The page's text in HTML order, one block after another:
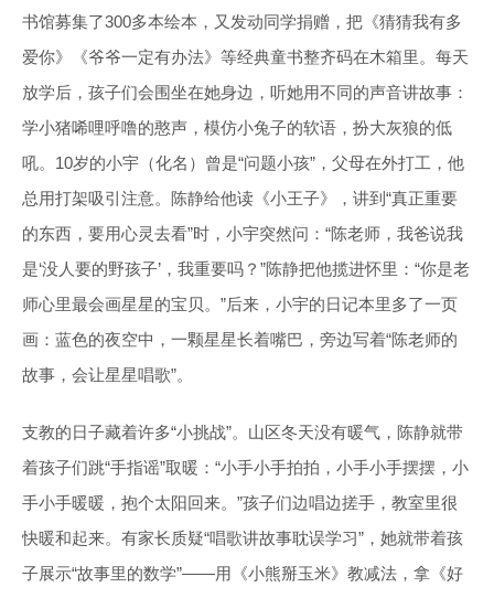
书馆募集了300多本绘本，又发动同学捐赠，把《猜猜我有多
爱你》《爷爷一定有办法》等经典童书整齐码在木箱里。每天
放学后，孩子们会围坐在她身边，听她用不同的声音讲故事：
学小猪唏哩呼噜的憨声，模仿小兔子的软语，扮大灰狼的低
吼。10岁的小宇（化名）曾是“问题小孩”，父母在外打工，他
总用打架吸引注意。陈静给他读《小王子》，讲到“真正重要
的东西，要用心灵去看”时，小宇突然问：“陈老师，我爸说我
是‘没人要的野孩子’，我重要吗？”陈静把他揽进怀里：“你是老
师心里最会画星星的宝贝。”后来，小宇的日记本里多了一页
画：蓝色的夜空中，一颗星星长着嘴巴，旁边写着“陈老师的
故事，会让星星唱歌”。
支教的日子藏着许多“小挑战”。山区冬天没有暖气，陈静就带
着孩子们跳“手指谣”取暖：“小手小手拍拍，小手小手摆摆，小
手小手暖暖，抱个太阳回来。”孩子们边唱边搓手，教室里很
快暖和起来。有家长质疑“唱歌讲故事耽误学习”，她就带着孩
子展示“故事里的数学”——用《小熊掰玉米》教减法，拿《好